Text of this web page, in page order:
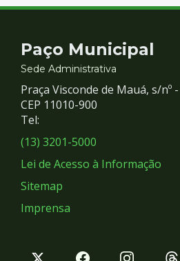
Contato
e
Redes
Sociais
Paço Municipal
Sede Administrativa
Praça Visconde de Mauá, s/nº
CEP 11010-900
Tel:
(13) 3201-5000
Lei de Acesso à Informação
Sitemap
Imprensa